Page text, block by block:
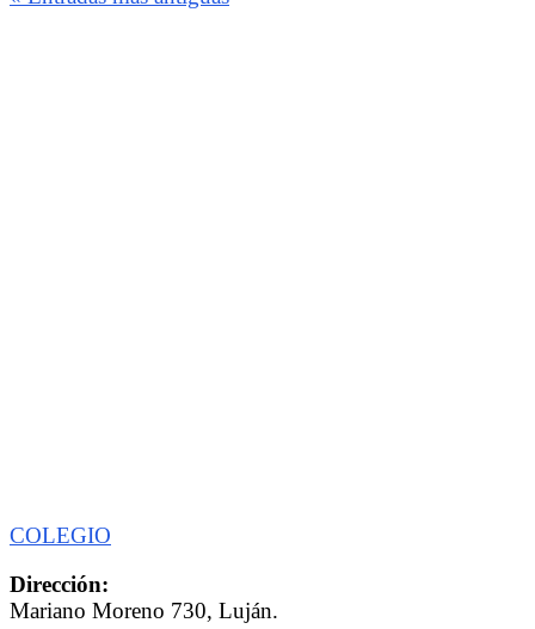
COLEGIO
Dirección:
Mariano Moreno 730, Luján.